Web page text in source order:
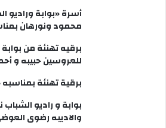
أسرة «بوابة وراديو
محمود ونورهان
برقيه تهنئة من
للعروسين حبيبه و
برقية تهنئة
بوابة و راديو الشباب
والاديبه رضوى